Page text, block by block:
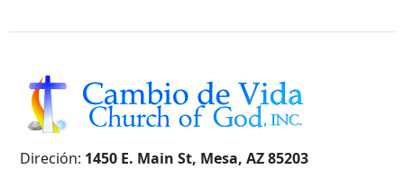
Direción: 1450 E. Main St, Mesa, AZ 85203